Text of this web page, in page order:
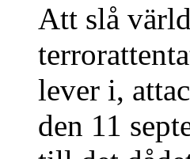
Att slå
lever i,
den 11